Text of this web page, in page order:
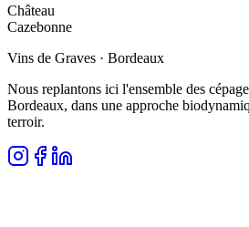
Château
Cazebonne
Vins de Graves · Bordeaux
Nous replantons ici l'ensemble des
Bordeaux, dans une approche
terroir.